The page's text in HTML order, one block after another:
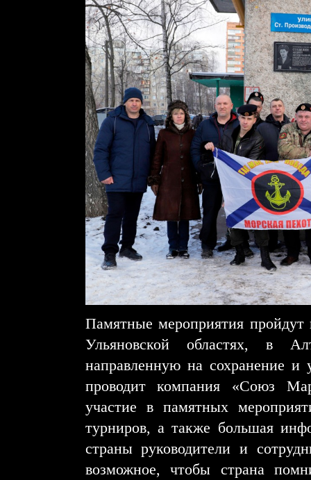
Памятные мероприятия
Ульяновской областях, в
направленную на сохранение и
проводит компания «Союз
участие в памятных
турниров, а также большая
страны руководители и
возможное, чтобы страна